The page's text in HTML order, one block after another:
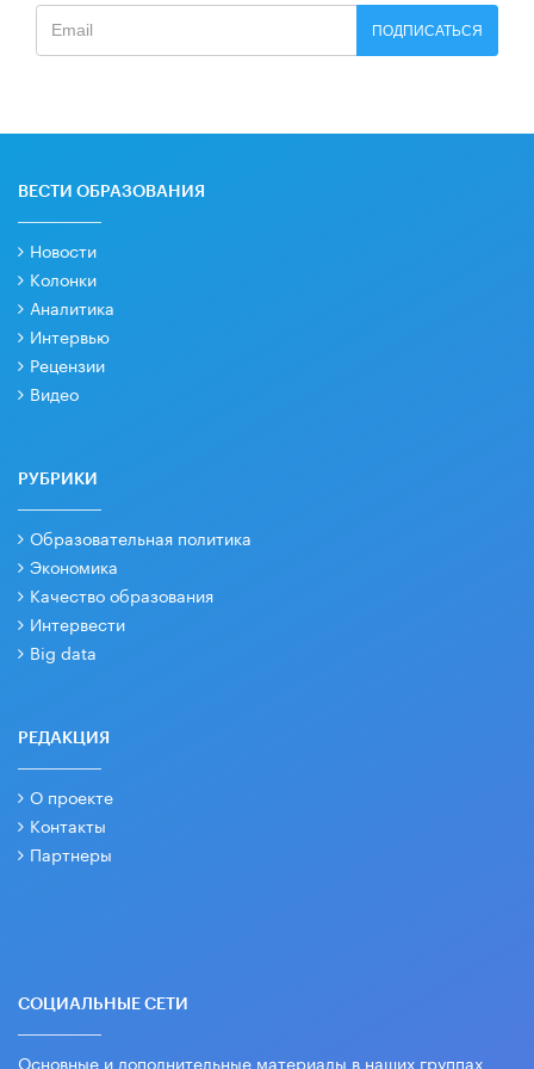
ПОДПИСАТЬСЯ
ВЕСТИ ОБРАЗОВАНИЯ
Новости
Колонки
Аналитика
Интервью
Рецензии
Видео
РУБРИКИ
Образовательная политика
Экономика
Качество образования
Интервести
Big data
РЕДАКЦИЯ
О проекте
Контакты
Партнеры
СОЦИАЛЬНЫЕ СЕТИ
Основные и дополнительные материалы в наших группах